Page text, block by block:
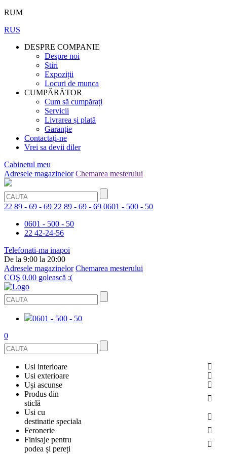
RUM
RUS
DESPRE COMPANIE
Despre noi
Ştiri
Expoziții
Locuri de munca
CUMPĂRĂTOR
Cum să cumpărați
Servicii
Livrarea și plată
Garanție
Contactați-ne
Vrei sa devii diler
Cabinetul meu
Adresele magazinelor Chemarea mesterului
22 89 - 69 - 69 22 89 - 69 - 69 0601 - 500 - 50
0601 - 500 - 50
22 42-24-56
Telefonati-ma inapoi
De la 9:00 la 20:00
Adresele magazinelor Chemarea mesterului
COŞ 0.00 golească :(
0601 - 500 - 50
0
Usi interioare
FURNIRUITE
SMALT
Usi exterioare
USI METALICE
PENTRU APARTAMENT
PENTRU CASA
Uși ascunse
OGLINDIT
GRESIE PORȚELANATĂ
Produs din
sticlă
BALUSTRADE ȘI TREPTE
CABINE DE DUȘ ȘI PEREȚI DESPĂRȚITORI
Usi cu
destinatie speciala
USI ANTIFOC (ANTIINCENDIU)
Feronerie
ACCESORII
Finisaje pentru
podea și pereți